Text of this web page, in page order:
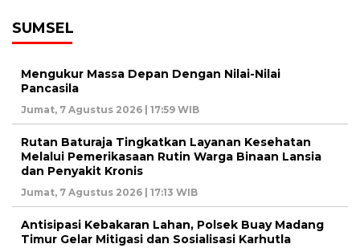
SUMSEL
Mengukur Massa Depan Dengan Nilai-Nilai
Pancasila
Jumat, 7 Agustus 2026 | 17:59 WIB
Rutan Baturaja Tingkatkan Layanan Kesehatan
Melalui Pemerikasaan Rutin Warga Binaan Lansia
dan Penyakit Kronis
Jumat, 7 Agustus 2026 | 17:13 WIB
Antisipasi Kebakaran Lahan, Polsek Buay Madang
Timur Gelar Mitigasi dan Sosialisasi Karhutla